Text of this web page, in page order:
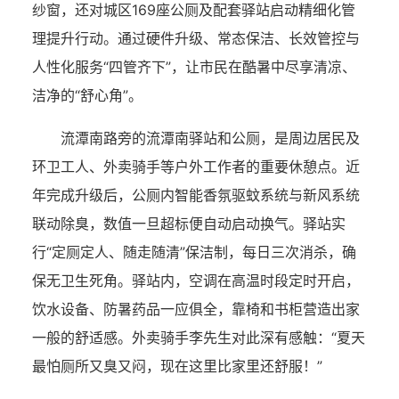
纱窗，还对城区169座公厕及配套驿站启动精细化管
理提升行动。通过硬件升级、常态保洁、长效管控与
人性化服务“四管齐下”，让市民在酷暑中尽享清凉、
洁净的“舒心角”。
流潭南路旁的流潭南驿站和公厕，是周边居民及
环卫工人、外卖骑手等户外工作者的重要休憩点。近
年完成升级后，公厕内智能香氛驱蚊系统与新风系统
联动除臭，数值一旦超标便自动启动换气。驿站实
行“定厕定人、随走随清”保洁制，每日三次消杀，确
保无卫生死角。驿站内，空调在高温时段定时开启，
饮水设备、防暑药品一应俱全，靠椅和书柜营造出家
一般的舒适感。外卖骑手李先生对此深有感触：“夏天
最怕厕所又臭又闷，现在这里比家里还舒服！”